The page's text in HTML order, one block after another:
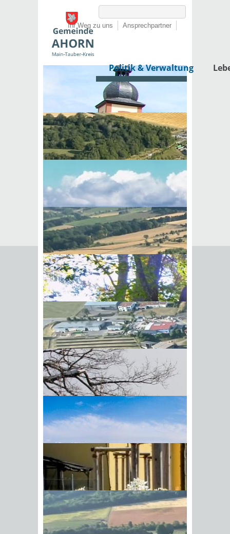
Ihr Weg zu uns Ansprechpartner
Politik & Verwaltung
BIick vom Galgenberg auf
Hohenstadt
Sonnenschein am Morgen im
Ahornwald
Startseite › Politik & Verwaltung› Rathaus›
Dienstleistungen von A-Z
Seite empfehlen
Empfehlung senden an*
Mit diesem Kommentar
Ihr Name
Ihre E-Mail-Adresse*
akzeptiere dieDatenschutz­
erklärung
Kopie an Absender